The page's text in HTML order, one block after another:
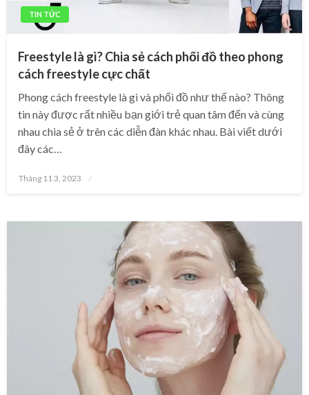
TIN TỨC
Freestyle là gì? Chia sẻ cách phối đồ theo phong
cách freestyle cực chất
Phong cách freestyle là gì và phối đồ như thế nào? Thông
tin này được rất nhiều bạn giới trẻ quan tâm đến và cùng
nhau chia sẻ ở trên các diễn đàn khác nhau. Bài viết dưới
đây các…
Posted
Tháng 11 3, 2023